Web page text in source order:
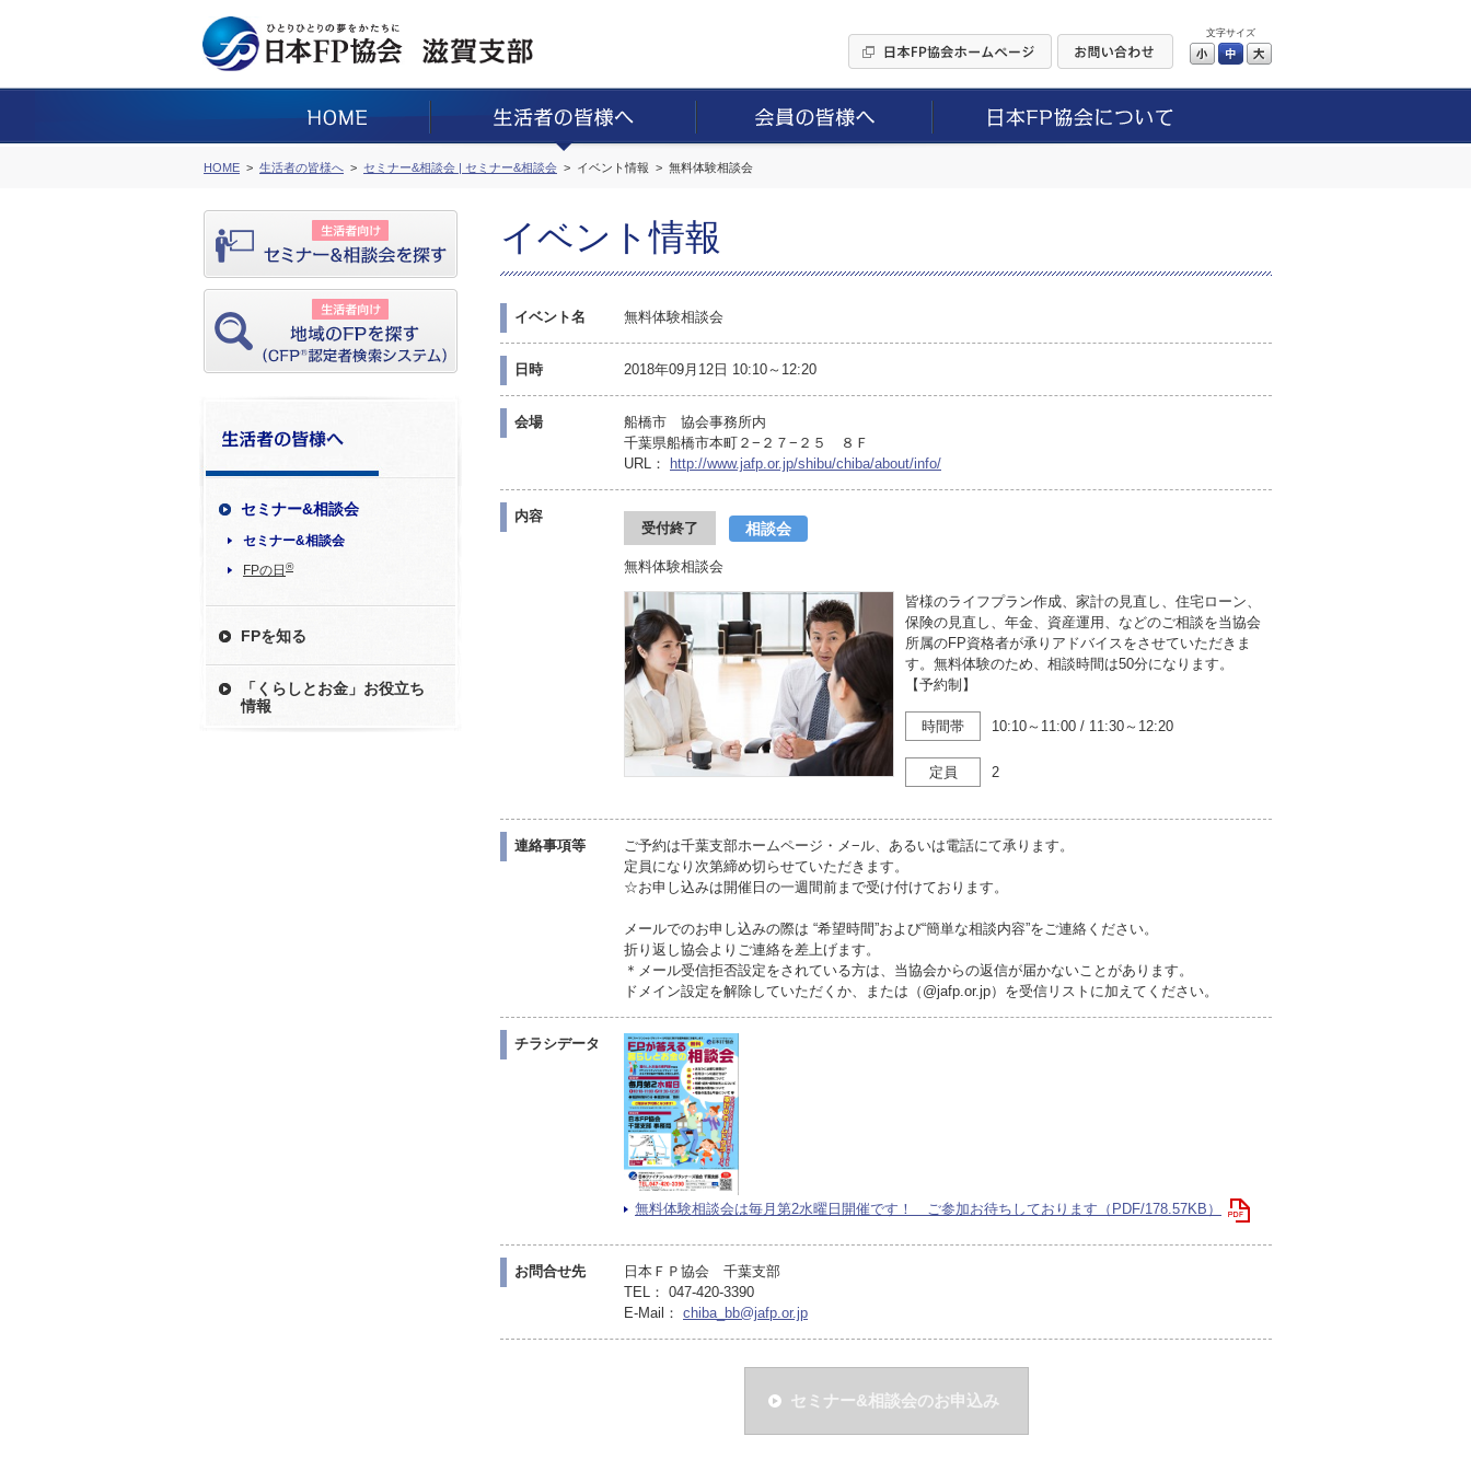
文字サイズ
小 中
HOME 生活者の皆様へ セミナー&相談会 | セミナー&相談会 イベント情報 無料体験相談会
セミナー&相談会
セミナー&相談会
FPの日 ®
FPを知る
「くらしとお金」お役立ち
情報
イベント情報
イベント名 無料体験相談会
日時 2018年09月12日 10:10～12:20
会場
船橋市 協会事務所内
千葉県船橋市本町２−２７−２５ ８Ｆ
URL：
http://www.jafp.or.jp/shibu/chiba/about/info/
内容
受付終了 相談会
無料体験相談会
皆様のライフプラン作成、家計の見直し、住宅ローン、
保険の見直し、年金、資産運用、などのご相談を当協会
所属のFP資格者が承りアドバイスをさせていただきま
す。無料体験のため、相談時間は50分になります。
【予約制】
時間帯 10:10～11:00 / 11:30～12:20
定員 2
連絡事項等
ご予約は千葉支部ホームページ・メ−ル、あるいは電話にて承ります。
定員になり次第締め切らせていただきます。
☆お申し込みは開催日の一週間前まで受け付けております。
メールでのお申し込みの際は “希望時間”および“簡単な相談内容”をご連絡ください。
折り返し協会よりご連絡を差上げます。
＊メール受信拒否設定をされている方は、当協会からの返信が届かないことがあります。
ドメイン設定を解除していただくか、または（@jafp.or.jp）を受信リストに加えてください。
チラシデータ
無料体験相談会は毎月第2水曜日開催です！ ご参加お待ちしております（PDF/178.57KB）
お問合せ先
日本ＦＰ協会 千葉支部
TEL： 047-420-3390
E-Mail： chiba_bb@jafp.or.jp
セミナー&相談会のお申込み